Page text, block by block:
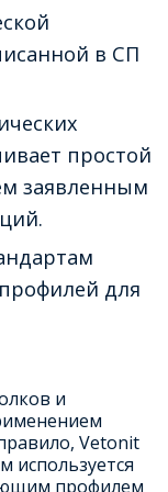
в СП
простой
заявленным
для
и
Vetonit
используется
профилем